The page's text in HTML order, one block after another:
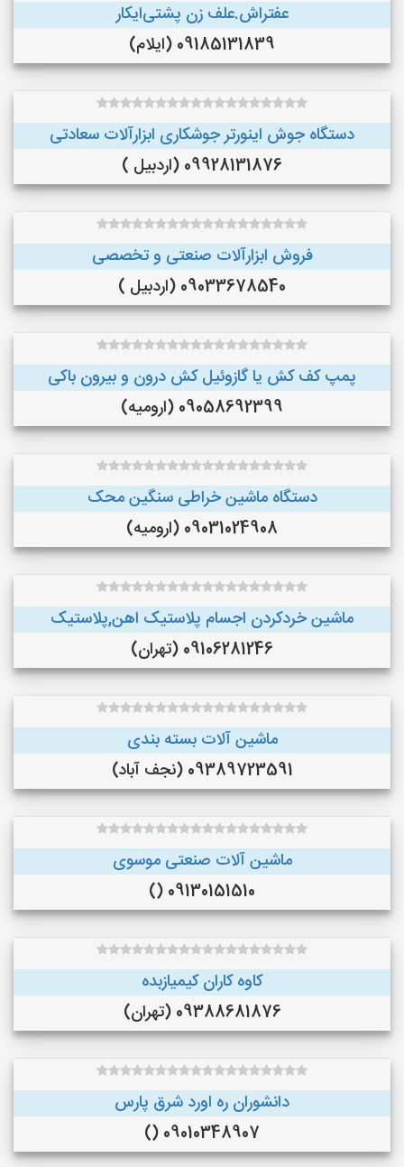
عفتراش.علف زن پشتی‌ایکار
09185131839 (ایلام)
دستگاه جوش اینورتر جوشکاری ابزارآلات سعادتی
09928131876 (اردبیل )
فروش ابزارآلات صنعتی و تخصصی
09033678540 (اردبیل )
پمپ کف کش یا گازوئیل کش درون و بیرون باکی
09058692399 (ارومیه)
دستگاه ماشین خراطی سنگین محک
09031024908 (ارومیه)
ماشین خردکردن اجسام پلاستیک اهن,پلاستیک
09106281246 (تهران)
ماشین آلات بسته بندی
09389723591 (نجف‌ آباد)
ماشین آلات صنعتی موسوی
09130151510 ()
کاوه کاران کیمیازبده
09388681876 (تهران)
دانشوران ره اورد شرق پارس
09010348907 ()